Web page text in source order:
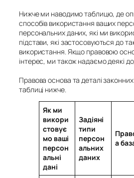
Нижче ми наводимо таблицю, де
способів використання ваших
персональних даних, які ми
підстави, які застосовуються до
використання. Якщо правовою
інтерес, ми також надаємо деякі
Правова основа та деталі законних
таблиці нижче.
Як ми
викори
стовує
мо ваші
персон
альні
дані
Задіяні
типи
персон
альних
даних
а